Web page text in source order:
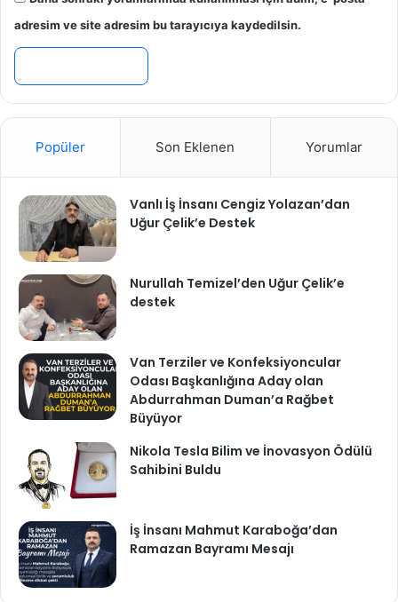
adresim ve site adresim bu tarayıcıya kaydedilsin.
Popüler Son Eklenen Yorumlar
Vanlı İş İnsanı Cengiz Yolazan’dan
Uğur Çelik’e Destek
Nurullah Temizel’den Uğur Çelik’e
destek
Van Terziler ve Konfeksiyoncular
Odası Başkanlığına Aday olan
Abdurrahman Duman’a Rağbet
Büyüyor
Nikola Tesla Bilim ve İnovasyon Ödülü
Sahibini Buldu
İş İnsanı Mahmut Karaboğa’dan
Ramazan Bayramı Mesajı